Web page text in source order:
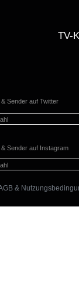
TV-
Sender auf Twitter
Sender auf Instagram
&